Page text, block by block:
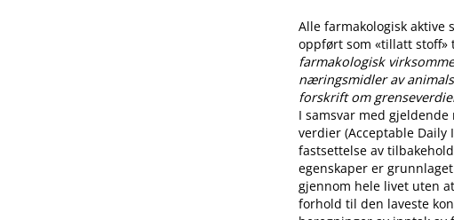
Alle farmakologisk
oppført som «tillatt
farmakologisk
næringsmidler av
forskrift om
I samsvar med
verdier (Acceptable Daily
fastsettelse av
egenskaper er
gjennom hele livet uten
forhold til den laveste